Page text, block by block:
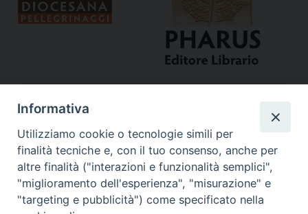
Curia
Informativa
Utilizziamo cookie o tecnologie simili per
finalità tecniche e, con il tuo consenso, anche per
altre finalità ("interazioni e funzionalità semplici",
"miglioramento dell'esperienza", "misurazione" e
"targeting e pubblicità") come specificato nella